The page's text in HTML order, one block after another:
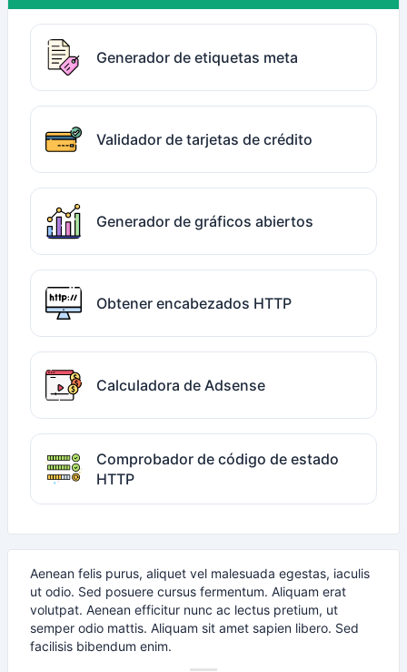
Generador de etiquetas meta
Validador de tarjetas de crédito
Generador de gráficos abiertos
Obtener encabezados HTTP
Calculadora de Adsense
Comprobador de código de estado
HTTP
Aenean felis purus, aliquet vel malesuada egestas, iaculis
ut odio. Sed posuere cursus fermentum. Aliquam erat
volutpat. Aenean efficitur nunc ac lectus pretium, ut
semper odio mattis. Aliquam sit amet sapien libero. Sed
facilisis bibendum enim.